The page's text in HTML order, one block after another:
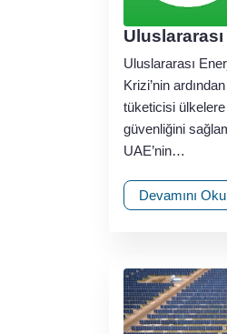
Uluslararası
Krizi’nin
tüketicisi ülkelere
güvenliğini
UAE’nin…
Devamını Oku